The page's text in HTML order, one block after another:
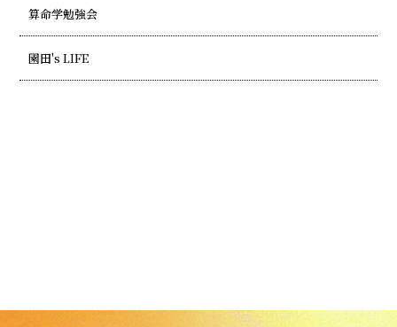
算命学勉強会
園田's LIFE